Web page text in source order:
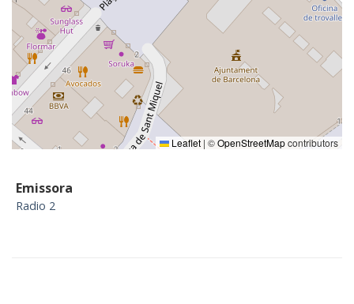
Leaflet | ©OpenStreetMapcontributors
Emissora
Radio 2